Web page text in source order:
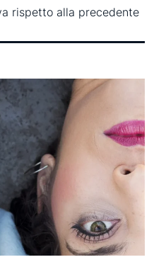
rispetto alla precedente